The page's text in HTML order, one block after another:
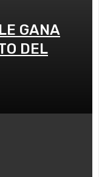
GANA
DEL